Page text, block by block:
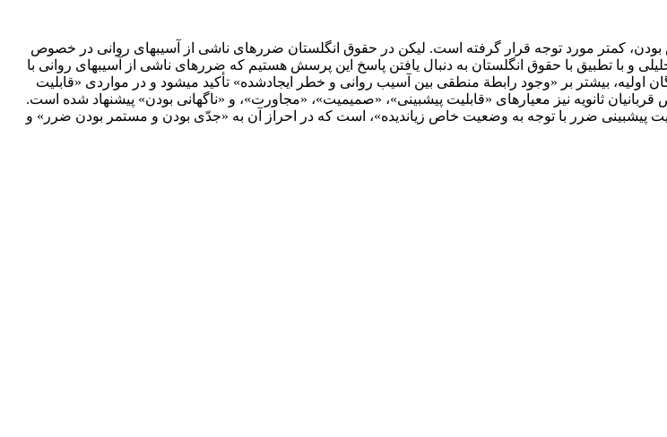
کمتر مورد توجه قرار گرفته است. لیکن در حقوق انگلستان ضررهای ناشی از آسیب‏های روانی در خصوص
و با تطبیق با حقوق انگلستان به دنبال یافتن پاسخ این پرسش هستیم که ضررهای ناشی از آسیب‏های روانی با
اولیه، بیشتر بر «وجود رابطة منطقی بین آسیب روانی و خطر ایجادشده» تأکید می‏شود و در مواردی «قابلیت
ثانویه نیز معیارهای «قابلیت پیش‏بینی»، «صمیمیت»، «مجاورت»، و «ناگهانی بودن» پیشنهاد شده است.
پیش‏بینی ضرر با توجه به وضعیت خاص زیان‏دیده»، است که در احراز آن به «جدّی بودن و مستمر بودن ضرر» و